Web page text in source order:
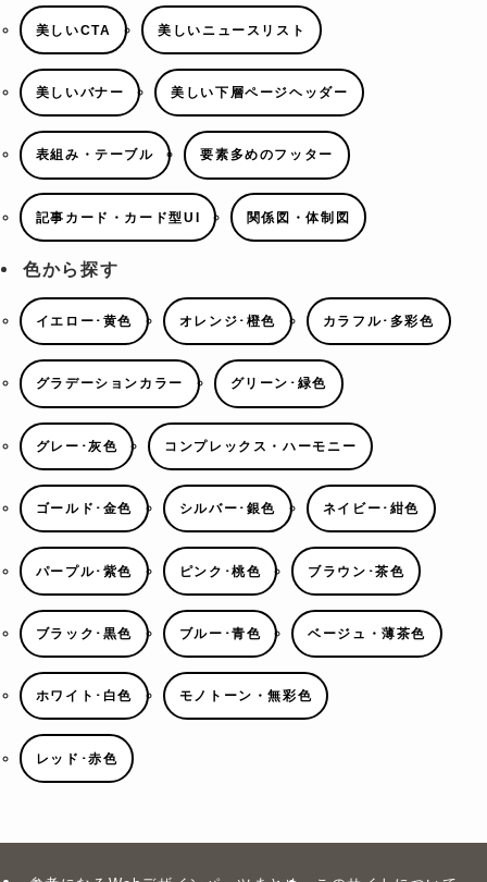
美しいCTA 美しいニュースリスト
美しいバナー 美しい下層ページヘッダー
表組み・テーブル 要素多めのフッター
記事カード・カード型UI 関係図・体制図
色から探す
イエロー･黄色 オレンジ･橙色 カラフル･多彩色
グラデーションカラー グリーン･緑色
グレー･灰色 コンプレックス・ハーモニー
ゴールド･金色 シルバー･銀色 ネイビー･紺色
パープル･紫色 ピンク･桃色 ブラウン･茶色
ブラック･黒色 ブルー･青色 ベージュ・薄茶色
ホワイト･白色 モノトーン・無彩色
レッド･赤色